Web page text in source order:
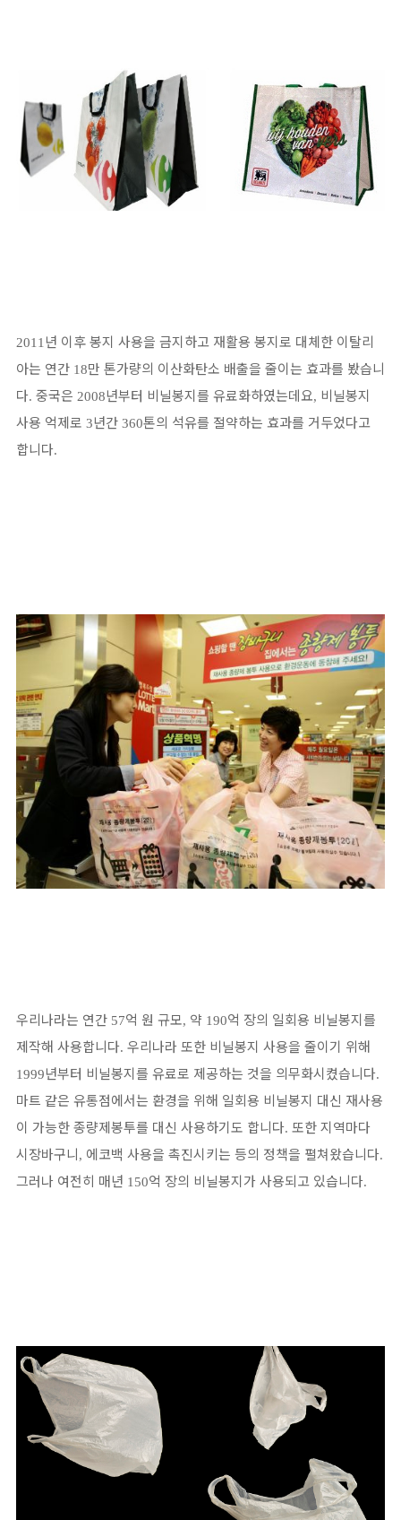
2011 년 이후 봉지 사용을 금지하고 재활용 봉지로 대체한 이탈리
아는 연간 18만 톤가량의 이산화탄소 배출을 줄이는 효과를 봤습니
다. 중국은 2008년부터 비닐봉지를 유료화하였는데요, 비닐봉지
사용 억제로 3년간 360톤의 석유를 절약하는 효과를 거두었다고
합니다.
우리나라는 연간 57억 원 규모, 약 190억 장의 일회용 비닐봉지를
제작해 사용합니다. 우리나라 또한 비닐봉지 사용을 줄이기 위해
1999년부터 비닐봉지를 유료로 제공하는 것을 의무화시켰습니다.
마트 같은 유통점에서는 환경을 위해 일회용 비닐봉지 대신 재사용
이 가능한 종량제봉투를 대신 사용하기도 합니다. 또한 지역마다
시장바구니 , 에코백 사용을 촉진시키는 등의 정책을 펼쳐왔습니다.
그러나 여전히 매년 150억 장의 비닐봉지가 사용되고 있습니다.